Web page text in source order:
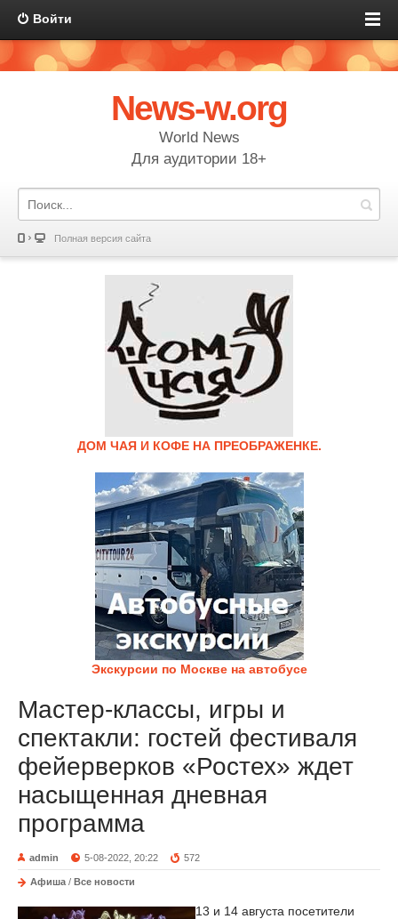
Войти
News-w.org
World News
Для аудитории 18+
Полная версия сайта
ДОМ ЧАЯ И КОФЕ НА ПРЕОБРАЖЕНКЕ.
Экскурсии по Москве на автобусе
Мастер-классы, игры и
спектакли: гостей фестиваля
фейерверков «Ростех» ждет
насыщенная дневная
программа
admin 5-08-2022, 20:22 572
Афиша / Все новости
13 и 14 августа посетители